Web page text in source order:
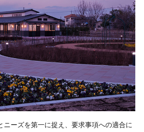
ニーズを第一に捉え、要求事項への適合に